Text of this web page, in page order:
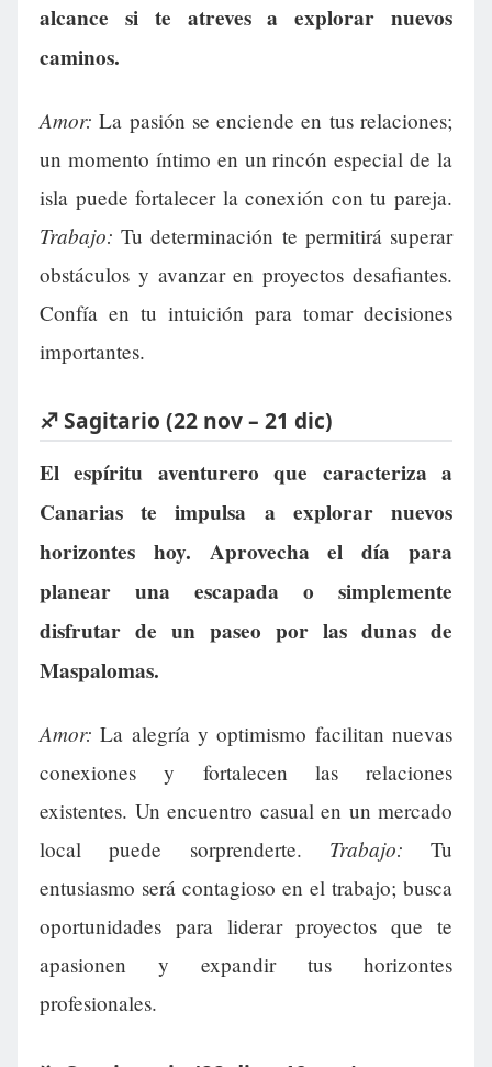
alcance si te atreves a explorar nuevos
caminos.
Amor: La pasión se enciende en tus relaciones;
un momento íntimo en un rincón especial de la
isla puede fortalecer la conexión con tu pareja.
Trabajo: Tu determinación te permitirá superar
obstáculos y avanzar en proyectos desafiantes.
Confía en tu intuición para tomar decisiones
importantes.
♐ Sagitario (22 nov – 21 dic)
El espíritu aventurero que caracteriza a
Canarias te impulsa a explorar nuevos
horizontes hoy. Aprovecha el día para
planear una escapada o simplemente
disfrutar de un paseo por las dunas de
Maspalomas.
Amor: La alegría y optimismo facilitan nuevas
conexiones y fortalecen las relaciones
existentes. Un encuentro casual en un mercado
local puede sorprenderte. Trabajo: Tu
entusiasmo será contagioso en el trabajo; busca
oportunidades para liderar proyectos que te
apasionen y expandir tus horizontes
profesionales.